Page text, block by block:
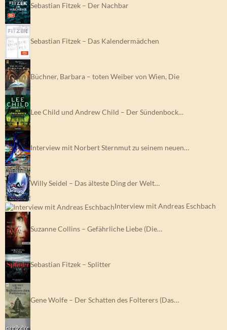
Sebastian Fitzek – Der Nachbar
Sebastian Fitzek – Das Kalendermädchen
Büchner, Barbara – toten Weiber von Wien, Die
Lee Child und Andrew Child – Der Sündenbock…
Interview mit Norbert Sternmut zu seinem neuen…
Willy Seidel – Das älteste Ding der Welt…
Interview mit Andreas Eschbach
Suzanne Collins – Gefährliche Liebe (Die…
Sebastian Fitzek – Splitter
Gene Wolfe – Der Schatten des Folterers (Das…